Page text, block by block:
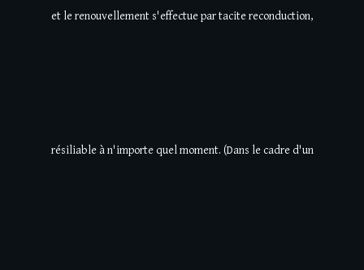
et le renouvellement s'effectue par tacite reconduction,
résiliable à n'importe quel moment. (Dans le cadre d'un